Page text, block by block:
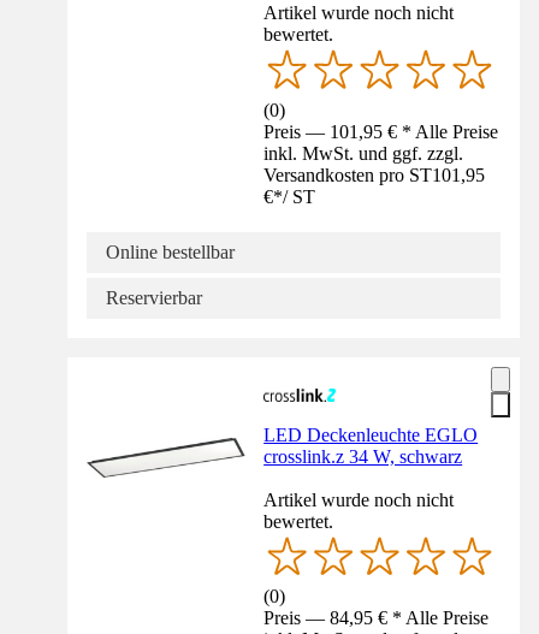
Artikel wurde noch nicht
bewertet.
(0)
Preis — 101,95 € * Alle Preise
inkl. MwSt. und ggf. zzgl.
Versandkosten pro ST101,95
€*/ ST
Online bestellbar
Reservierbar
LED Deckenleuchte EGLO
crosslink.z 34 W, schwarz
Artikel wurde noch nicht
bewertet.
(0)
Preis — 84,95 € * Alle Preise